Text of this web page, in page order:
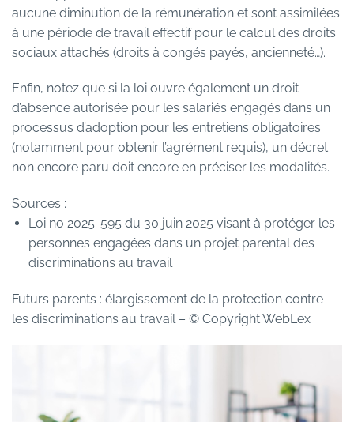
aucune diminution de la rémunération et sont assimilées
à une période de travail effectif pour le calcul des droits
sociaux attachés (droits à congés payés, ancienneté…).
Enfin, notez que si la loi ouvre également un droit
d’absence autorisée pour les salariés engagés dans un
processus d’adoption pour les entretiens obligatoires
(notamment pour obtenir l’agrément requis), un décret
non encore paru doit encore en préciser les modalités.
Sources :
Loi no 2025-595 du 30 juin 2025 visant à protéger les
personnes engagées dans un projet parental des
discriminations au travail
Futurs parents : élargissement de la protection contre
les discriminations au travail– © Copyright WebLex